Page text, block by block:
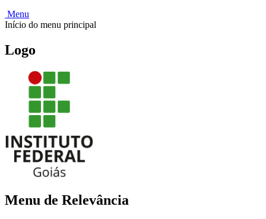
Menu
Início do menu principal
Logo
Menu de Relevância